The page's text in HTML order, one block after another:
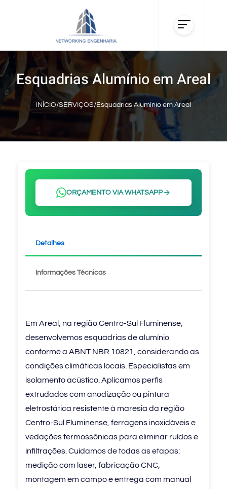
Esquadrias Alumínio em Areal
INÍCIO/SERVIÇOS/Esquadrias Alumínio em Areal
ORÇAMENTO VIA WHATSAPP
Detalhes
Informações Técnicas
Em Areal, na região Centro-Sul Fluminense,
desenvolvemos esquadrias de alumínio
conforme a ABNT NBR 10821, considerando as
condições climáticas locais. Especialistas em
isolamento acústico. Aplicamos perfis
extrudados com anodização ou pintura
eletrostática resistente à maresia da região
Centro-Sul Fluminense, ferragens inoxidáveis e
vedações termossônicas para eliminar ruídos e
infiltrações. Cuidamos de todas as etapas:
medição com laser, fabricação CNC,
montagem em campo e entrega com manual